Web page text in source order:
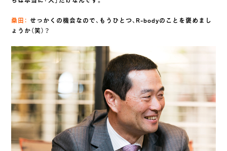
桑田： せっかくの機会なので、もうひとつ、R-bodyのことを褒めまし
ょうか（笑）？